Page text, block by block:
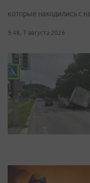
которые находились с
9:48, 7 августа 2026